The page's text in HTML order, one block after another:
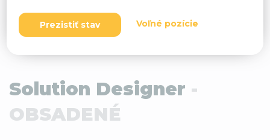
Solution Designer -
OBSADENÉ
Prezistiť stav Voľné pozície